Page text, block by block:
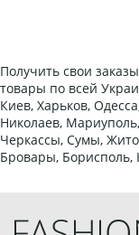
Получить свои
товары по всей
Киев, Харьков,
Николаев,
Черкассы, Сумы,
Бровары, Борисполь,